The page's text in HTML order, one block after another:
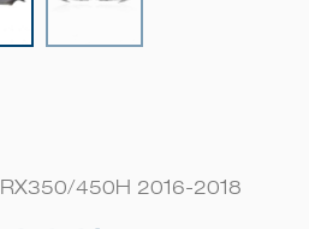
RX350/450H 2016-2018